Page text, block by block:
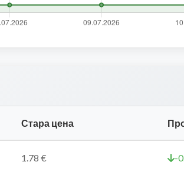
Стара цена
1.78 € -